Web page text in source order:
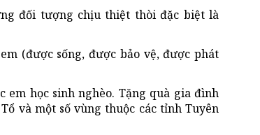
đối tượng chịu thiệt thòi đặc biệt là
(được sống, được bảo vệ, được phát
em học sinh nghèo. Tặng quà gia đình
và một số vùng thuộc các tỉnh Tuyên